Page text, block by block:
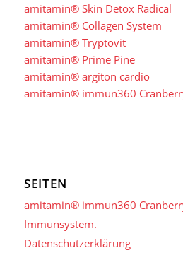
amitamin® Skin Detox Radical
amitamin® Collagen System
amitamin® Tryptovit
amitamin® Prime Pine
amitamin® argiton cardio
amitamin® immun360
SEITEN
amitamin® immun360
Immunsystem.
Datenschutzerklärung